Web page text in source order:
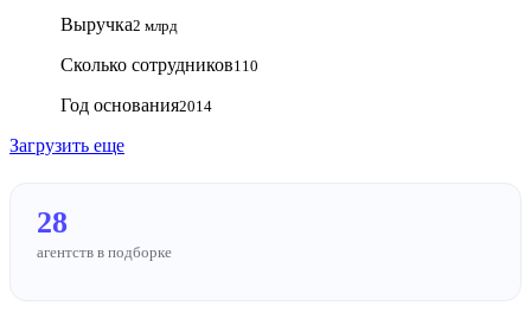
Выручка2 млрд
Сколько сотрудников110
Год основания2014
Загрузить еще
28
агентств в подборке